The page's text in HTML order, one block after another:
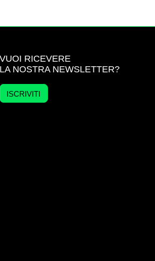
VUOI RICEVERE
LA NOSTRA NEWSLETTER?
ISCRIVITI